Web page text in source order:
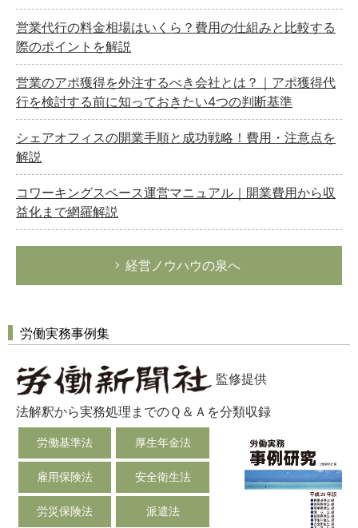
営業代行の料金相場はいくら？費用の仕組みと比較する
際のポイントを解説
営業のアポ獲得を外注するべき会社とは？｜アポ獲得代
行を検討する前に知っておきたい4つの判断基準
シェアオフィスの開業手順と成功戦略！費用・注意点を
解説
コワーキングスペース運営マニュアル｜開業費用から収
益化まで網羅解説
経営ノウハウの泉へ
労働実務事例集
監修提供
法解釈から実務処理までのＱ＆Ａを分類収録
労働基準法 厚生年金法
雇用保険法 安全衛生法
労災保険法 派遣法